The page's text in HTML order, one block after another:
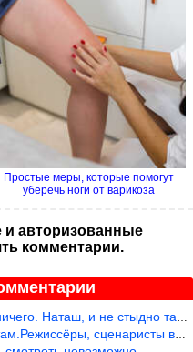
Простые меры, которые помогут
уберечь ноги от варикоза
и авторизованные
комментарии.
Наташ, и не стыдно такую фигн
сценаристы вы где или к